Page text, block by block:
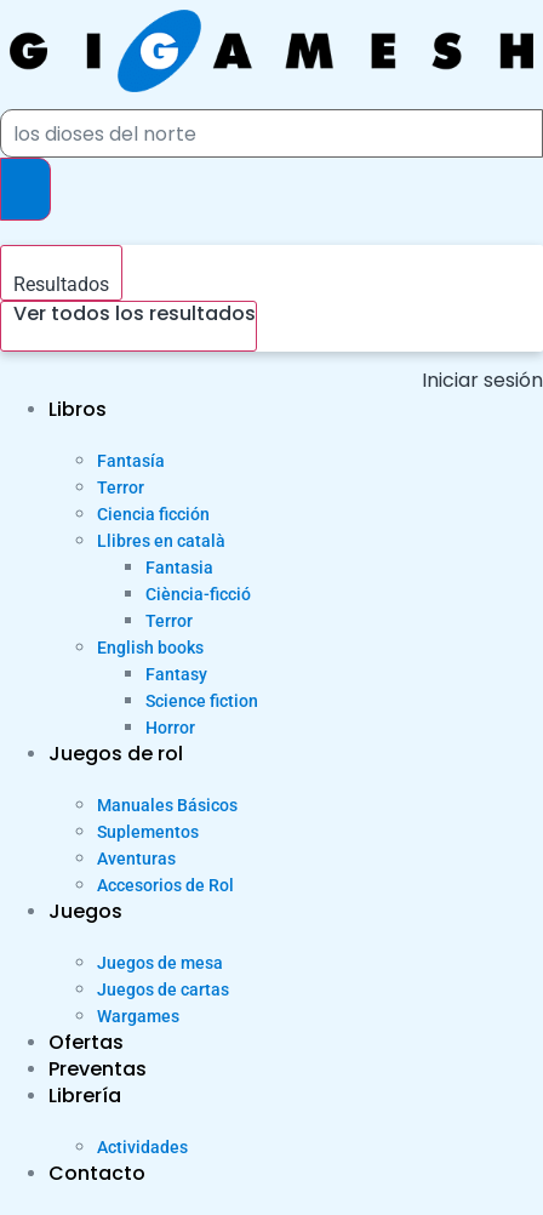
al
contenido
Search
Resultados
Ver todos los resultados
Iniciar sesión
Libros
Fantasía
Terror
Ciencia ficción
Llibres en català
Fantasia
Ciència-ficció
Terror
English books
Fantasy
Science fiction
Horror
Juegos de rol
Manuales Básicos
Suplementos
Aventuras
Accesorios de Rol
Juegos
Juegos de mesa
Juegos de cartas
Wargames
Ofertas
Preventas
Librería
Actividades
Contacto